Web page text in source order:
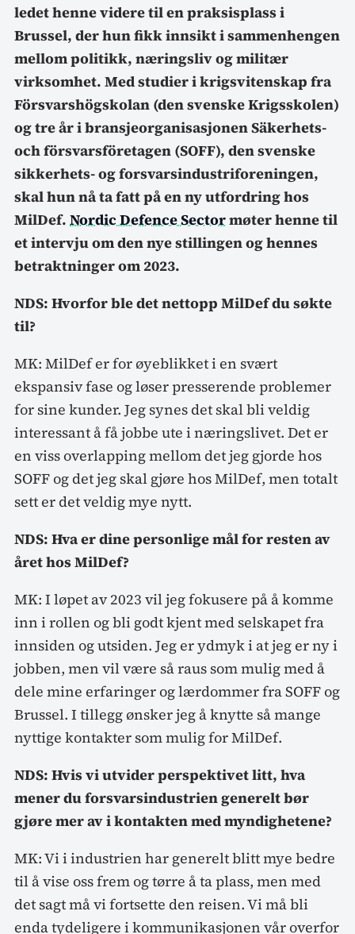
ledet henne videre til en praksisplass i
Brussel, der hun fikk innsikt i sammenhengen
mellom politikk, næringsliv og militær
virksomhet. Med studier i krigsvitenskap fra
Försvarshögskolan (den svenske Krigsskolen)
og tre år i bransjeorganisasjonen Säkerhets-
och försvarsföretagen (SOFF), den svenske
sikkerhets- og forsvarsindustriforeningen,
skal hun nå ta fatt på en ny utfordring hos
MilDef. Nordic Defence Sectormøter henne til
et intervju om den nye stillingen og hennes
betraktninger om 2023.
NDS: Hvorfor ble det nettopp MilDef du søkte
til?
MK: MilDef er for øyeblikket i en svært
ekspansiv fase og løser presserende problemer
for sine kunder. Jeg synes det skal bli veldig
interessant å få jobbe ute i næringslivet. Det er
en viss overlapping mellom det jeg gjorde hos
SOFF og det jeg skal gjøre hos MilDef, men totalt
sett er det veldig mye nytt.
NDS: Hva er dine personlige mål for resten av
året hos MilDef?
MK: I løpet av 2023 vil jeg fokusere på å komme
inn i rollen og bli godt kjent med selskapet fra
innsiden og utsiden. Jeg er ydmyk i at jeg er ny i
jobben, men vil være så raus som mulig med å
dele mine erfaringer og lærdommer fra SOFF og
Brussel. I tillegg ønsker jeg å knytte så mange
nyttige kontakter som mulig for MilDef.
NDS: Hvis vi utvider perspektivet litt, hva
mener du forsvarsindustrien generelt bør
gjøre mer av i kontakten med myndighetene?
MK: Vi i industrien har generelt blitt mye bedre
til å vise oss frem og tørre å ta plass, men med
det sagt må vi fortsette den reisen. Vi må bli
enda tydeligere i kommunikasjonen vår overfor